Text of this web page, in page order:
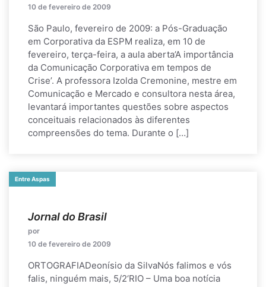
10 de fevereiro de 2009
São Paulo, fevereiro de 2009: a Pós-Graduação
em Corporativa da ESPM realiza, em 10 de
fevereiro, terça-feira, a aula aberta’A importância
da Comunicação Corporativa em tempos de
Crise’. A professora Izolda Cremonine, mestre em
Comunicação e Mercado e consultora nesta área,
levantará importantes questões sobre aspectos
conceituais relacionados às diferentes
compreensões do tema. Durante o […]
Entre Aspas
Jornal do Brasil
por
10 de fevereiro de 2009
ORTOGRAFIADeonísio da SilvaNós falimos e vós
falis, ninguém mais, 5/2‘RIO – Uma boa notícia